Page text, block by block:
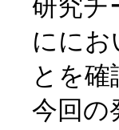
研究チ
にに
とを確
今回の